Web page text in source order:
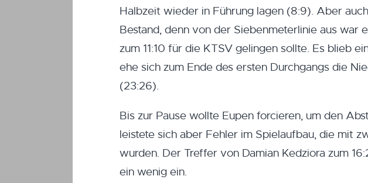
Halbzeit wieder in Führung lagen (8:9). Aber
Bestand, denn von der Siebenmeterlinie aus war
zum 11:10 für die KTSV gelingen sollte. Es blieb
ehe sich zum Ende des ersten Durchgangs die
(23:26).
Bis zur Pause wollte Eupen forcieren, um den
leistete sich aber Fehler im Spielaufbau, die mit
wurden. Der Treffer von Damian Kedziora zum
ein wenig ein.